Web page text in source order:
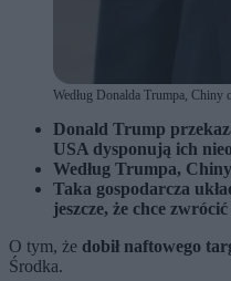
Według Donalda Trumpa,
Donald Trump
USA dysponują ich
Według Trumpa,
Taka gospodarcza
jeszcze, że chce
O tym, że dobił naftowego
Środka.